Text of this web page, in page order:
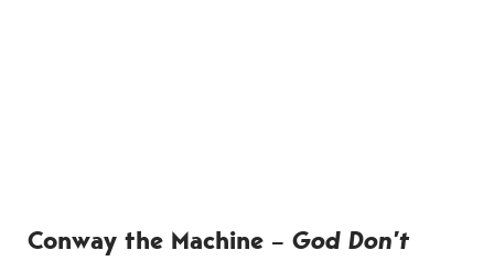
Conway the Machine – God Don’t